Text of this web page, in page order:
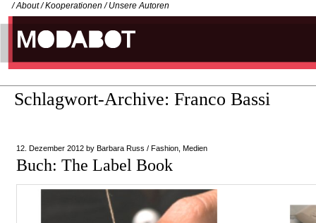
/ About / Kooperationen / Unsere Autoren
Schlagwort-Archive: Franco Bassi
12. Dezember 2012 by Barbara Russ / Fashion Medien
Buch: The Label Book